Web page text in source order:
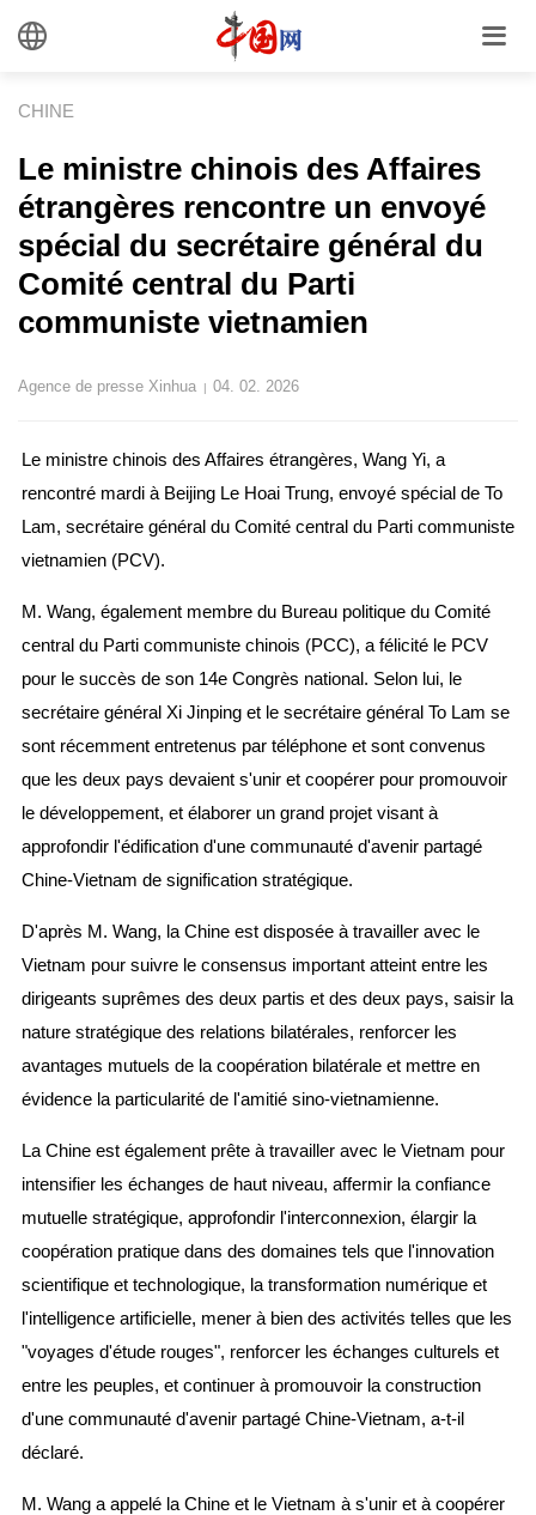
CHINE
Le ministre chinois des Affaires
étrangères rencontre un envoyé
spécial du secrétaire général du
Comité central du Parti
communiste vietnamien
Agence de presse Xinhua | 04. 02. 2026
Le ministre chinois des Affaires étrangères, Wang Yi, a
rencontré mardi à Beijing Le Hoai Trung, envoyé spécial de To
Lam, secrétaire général du Comité central du Parti communiste
vietnamien (PCV).
M. Wang, également membre du Bureau politique du Comité
central du Parti communiste chinois (PCC), a félicité le PCV
pour le succès de son 14e Congrès national. Selon lui, le
secrétaire général Xi Jinping et le secrétaire général To Lam se
sont récemment entretenus par téléphone et sont convenus
que les deux pays devaient s'unir et coopérer pour promouvoir
le développement, et élaborer un grand projet visant à
approfondir l'édification d'une communauté d'avenir partagé
Chine-Vietnam de signification stratégique.
D'après M. Wang, la Chine est disposée à travailler avec le
Vietnam pour suivre le consensus important atteint entre les
dirigeants suprêmes des deux partis et des deux pays, saisir la
nature stratégique des relations bilatérales, renforcer les
avantages mutuels de la coopération bilatérale et mettre en
évidence la particularité de l'amitié sino-vietnamienne.
La Chine est également prête à travailler avec le Vietnam pour
intensifier les échanges de haut niveau, affermir la confiance
mutuelle stratégique, approfondir l'interconnexion, élargir la
coopération pratique dans des domaines tels que l'innovation
scientifique et technologique, la transformation numérique et
l'intelligence artificielle, mener à bien des activités telles que les
"voyages d'étude rouges", renforcer les échanges culturels et
entre les peuples, et continuer à promouvoir la construction
d'une communauté d'avenir partagé Chine-Vietnam, a-t-il
déclaré.
M. Wang a appelé la Chine et le Vietnam à s'unir et à coopérer